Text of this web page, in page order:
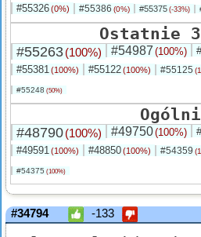
#55326(0%) #55386 (0%) #55375 (-33%)
Ostatnie
#55263(100%) #54987 (100%)
#55381(100%) #55122(100%) #55125
#55248 (50%)
#48790(100%) #49750(100%)
#49591(100%) #48850(100%) #54359
#54375 (100%)
#34794 -133